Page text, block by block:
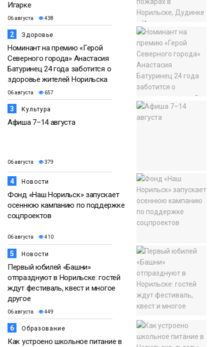
Игарке
06 августа 438
2 Здоровье
Номинант на премию «Герой
Северного города» Анастасия
Батуринец 24 года заботится о
здоровье жителей Норильска
06 августа 657
3 Культура
Афиша 7–14 августа
06 августа 379
4 Новости
Фонд «Наш Норильск» запускает
осеннюю кампанию по поддержке
соцпроектов
06 августа 410
5 Новости
Первый юбилей «Башни»
отпразднуют в Норильске: гостей
ждут фестиваль, квест и многое
другое
06 августа 449
6 Образование
Как устроено школьное питание в